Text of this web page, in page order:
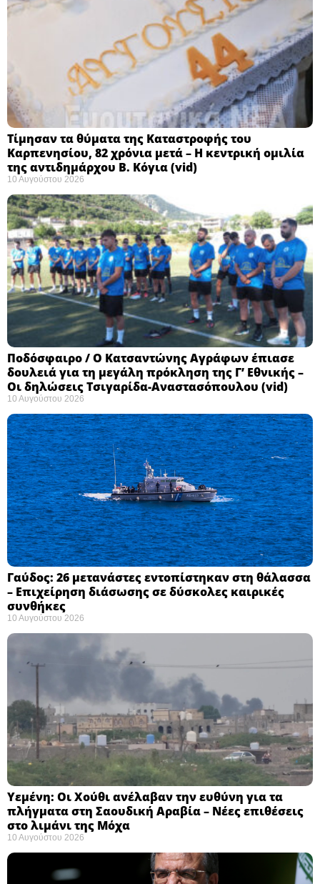
Τίμησαν τα θύματα της Καταστροφής του
Καρπενησίου, 82 χρόνια μετά – Η κεντρική ομιλία
της αντιδημάρχου Β. Κόγια (vid)
10 Αυγούστου 2026
Ποδόσφαιρο / Ο Κατσαντώνης Αγράφων έπιασε
δουλειά για τη μεγάλη πρόκληση της Γ’ Εθνικής –
Οι δηλώσεις Τσιγαρίδα-Αναστασόπουλου (vid)
10 Αυγούστου 2026
Γαύδος: 26 μετανάστες εντοπίστηκαν στη θάλασσα
– Επιχείρηση διάσωσης σε δύσκολες καιρικές
συνθήκες ​
10 Αυγούστου 2026
Υεμένη: Οι Χούθι ανέλαβαν την ευθύνη για τα
πλήγματα στη Σαουδική Αραβία – Νέες επιθέσεις
στο λιμάνι της Μόχα ​
10 Αυγούστου 2026